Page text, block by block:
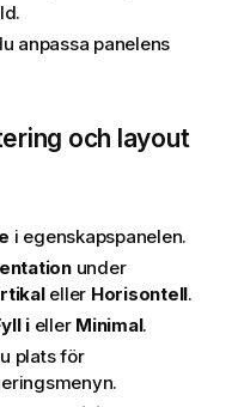
anpassa panelens
och layout
i egenskapspanelen.
under
eller Horisontell.
ieller Minimal.
plats för